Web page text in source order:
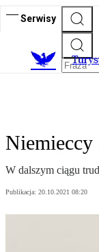
Serwisy
T
Niemieccy
W dalszym ciągu
Publikacja: 20.10.2021 08:20